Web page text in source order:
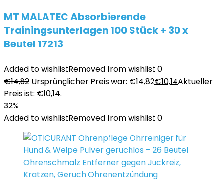
MT MALATEC Absorbierende
Trainingsunterlagen 100 Stück + 30 x
Beutel 17213
Added to wishlistRemoved from wishlist 0
€14,82 Ursprünglicher Preis war: €14,82€10,14Aktueller
Preis ist: €10,14.
32%
Added to wishlistRemoved from wishlist 0